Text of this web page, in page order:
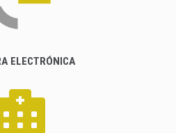
ELECTRÓNICA